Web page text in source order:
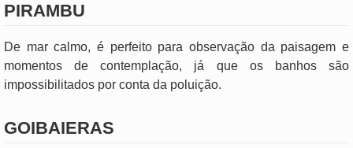
PIRAMBU
De mar calmo, é perfeito para observação da paisagem e
momentos de contemplação, já que os banhos são
impossibilitados por conta da poluição.
GOIBAIERAS